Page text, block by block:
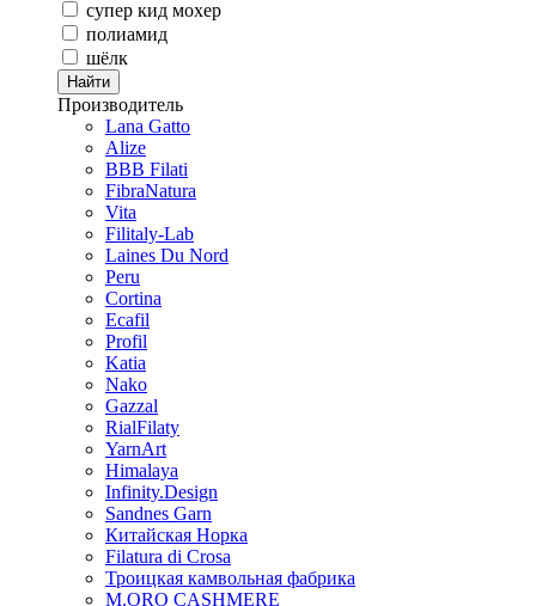
супер кид мохер
полиамид
шёлк
Производитель
Lana Gatto
Alize
BBB Filati
FibraNatura
Vita
Filitaly-Lab
Laines Du Nord
Peru
Cortina
Ecafil
Profil
Katia
Nako
Gazzal
RialFilaty
YarnArt
Himalaya
Infinity.Design
Sandnes Garn
Китайская Норка
Filatura di Сrosa
Троицкая камвольная фабрика
M.ORO CASHMERE